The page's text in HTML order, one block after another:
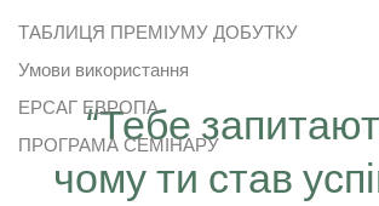
“Тебе
чому ти став
ТАБЛИЦЯ ПРЕМІУМУ ДОБУТКУ
Умови використання
ЕРСАГ ЕВРОПА
ПРОГРАМА СЕМІНАРУ